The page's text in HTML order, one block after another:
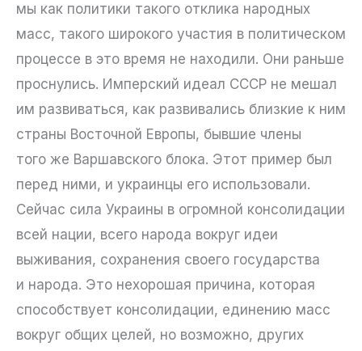
мы как политики такого отклика народных
масс, такого широкого участия в политическом
процессе в это время не находили. Они раньше
проснулись. Имперский идеал СССР не мешал
им развиваться, как развивались близкие к ним
страны Восточной Европы, бывшие члены
того же Варшавского блока. Этот пример был
перед ними, и украинцы его использовали.
Сейчас сила Украины в огромной консолидации
всей нации, всего народа вокруг идеи
выживания, сохранения своего государства
и народа. Это нехорошая причина, которая
способствует консолидации, единению масс
вокруг общих целей, но возможно, других